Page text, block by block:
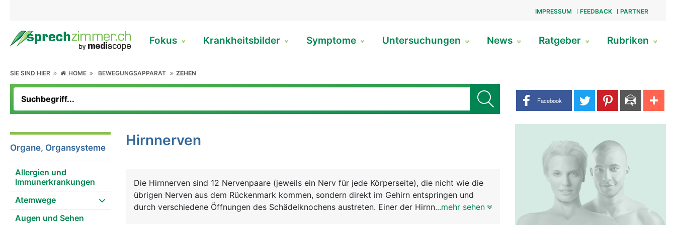
IMPRESSUM FEEDBACK PARTNER
Fokus Krankheitsbilder Symptome Untersuchungen News Ratgeber Rubriken
SIE SIND HIER HOME BEWEGUNGSAPPARAT ZEHEN
Share buttons
Facebook
Organe, Organsysteme
Allergien und
Immunerkrankungen
Atemwege
Augen und Sehen
Hirnnerven
Die Hirnnerven sind 12 Nervenpaare (jeweils ein Nerv für jede Körperseite), die nicht wie die
übrigen Nerven aus dem Rückenmark kommen, sondern direkt im Gehirn entspringen und
durch verschiedene Öffnungen des Schädelknochens austreten. Einer der Hirnnerven zieht bis
...mehr sehen